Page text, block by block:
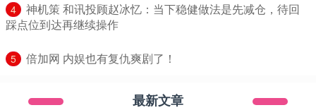
4
​神机策 和讯投顾赵冰忆：当下稳健做法是先减仓，待回
踩点位到达再继续操作
5 ​倍加网 内娱也有复仇爽剧了！
最新文章